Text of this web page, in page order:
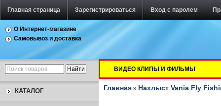
Главная страница Зарегистрироваться Вход с паролем
О Интернет-магазине
Самовывоз и доставка
КАТАЛОГ
ВИДЕО КЛИПЫ И ФИЛЬМЫ
Главная » Нахлыст Vania Fly